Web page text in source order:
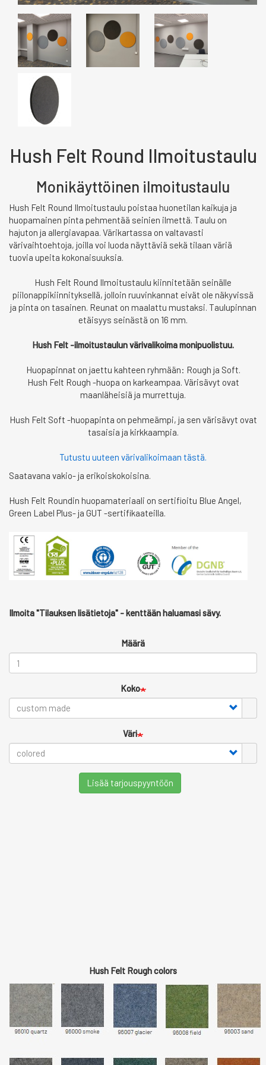
Hush Felt Round Ilmoitustaulu
Monikäyttöinen ilmoitustaulu
Hush Felt Round Ilmoitustaulu poistaa huonetilan kaikuja ja
huopamainen pinta pehmentää seinien ilmettä. Taulu on
hajuton ja allergiavapaa. Värikartassa on valtavasti
värivaihtoehtoja, joilla voi luoda näyttäviä sekä tilaan väriä
tuovia upeita kokonaisuuksia.
Hush Felt Round Ilmoitustaulu kiinnitetään seinälle
piilonappikiinnityksellä, jolloin ruuvinkannat eivät ole näkyvissä
ja pinta on tasainen. Reunat on maalattu mustaksi. Taulupinnan
etäisyys seinästä on 16 mm.
Hush Felt -ilmoitustaulun värivalikoima monipuolistuu.
Huopapinnat on jaettu kahteen ryhmään: Rough ja Soft.
Hush Felt Rough -huopa on karkeampaa. Värisävyt ovat
maanläheisiä ja murrettuja.
Hush Felt Soft -huopapinta on pehmeämpi, ja sen värisävyt ovat
tasaisia ja kirkkaampia.
Tutustu uuteen värivalikoimaan tästä.
Saatavana vakio- ja erikoiskokoisina.
Hush Felt Roundin huopamateriaali on sertifioitu Blue Angel,
Green Label Plus- ja GUT -sertifikaateilla.
Ilmoita "Tilauksen lisätietoja" - kenttään haluamasi sävy.
Määrä
Koko
Väri
Lisää tarjouspyyntöön
Hush Felt Rough colors